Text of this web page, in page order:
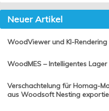
Neuer Artikel
WoodViewer und KI-Rendering
WoodMES – Intelligentes
Verschachtelung für Homag-
aus Woodsoft Nesting